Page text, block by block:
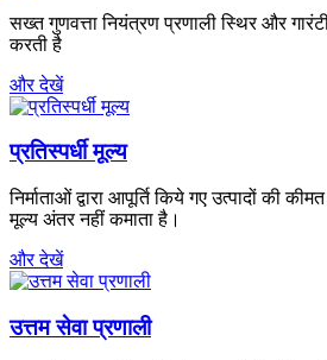
सख्त गुणवत्ता नियंत्रण प्रणाली स्थिर और
करती है
और देखें
प्रतिस्पर्धी मूल्य
निर्माताओं द्वारा आपूर्ति किये गए उत्पादों की
मूल्य अंतर नहीं कमाता है।
और देखें
उत्तम सेवा प्रणाली